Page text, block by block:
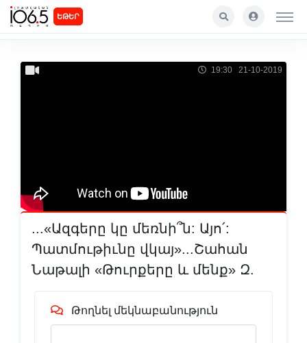
ԵԹԵՐ
19:30 21-10-2019
...«Ազգերը կը մեռնի՞ն: Այո՛:
Պատմութիւնը վկայ»...Շահան
Նաթալի «Թուրքերը և մենք» Զ.
Թողնել մեկնաբանություն